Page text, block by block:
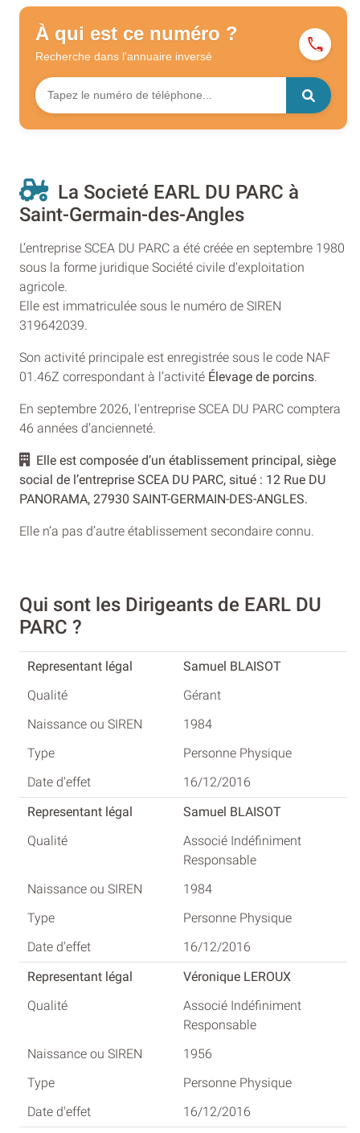
À qui est ce numéro ?
Recherche dans l'annuaire inversé
La Societé EARL DU PARC à
Saint-Germain-des-Angles
L’entreprise SCEA DU PARC a été créée en septembre 1980
sous la forme juridique Société civile d'exploitation
agricole.
Elle est immatriculée sous le numéro de SIREN
319642039.
Son activité principale est enregistrée sous le code NAF
01.46Z correspondant à l’activité Élevage de porcins
En septembre 2026, l'entreprise SCEA DU PARC comptera
46 années d’ancienneté.
Elle est composée d’un établissement principal, siège
social de l’entreprise SCEA DU PARC, situé : 12 Rue DU
PANORAMA, 27930 SAINT-GERMAIN-DES-ANGLES.
Elle n’a pas d’autre établissement secondaire connu.
Qui sont les Dirigeants de EARL DU
PARC ?
Samuel BLAISOT
Gérant
1984
Personne Physique
16/12/2016
Samuel BLAISOT
Associé Indéfiniment
Responsable
1984
Personne Physique
16/12/2016
Véronique LEROUX
Associé Indéfiniment
Responsable
1956
Personne Physique
16/12/2016